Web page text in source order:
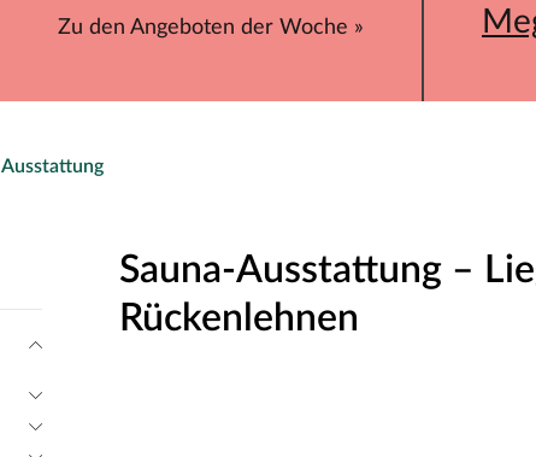
Zu den Angeboten der Woche »
Ausstattung
Sauna-Ausstattung –
Rückenlehnen